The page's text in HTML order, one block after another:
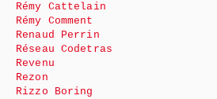
Rémy Cattelain
Rémy Comment
Renaud Perrin
Réseau Codetras
Revenu
Rezon
Rizzo Boring